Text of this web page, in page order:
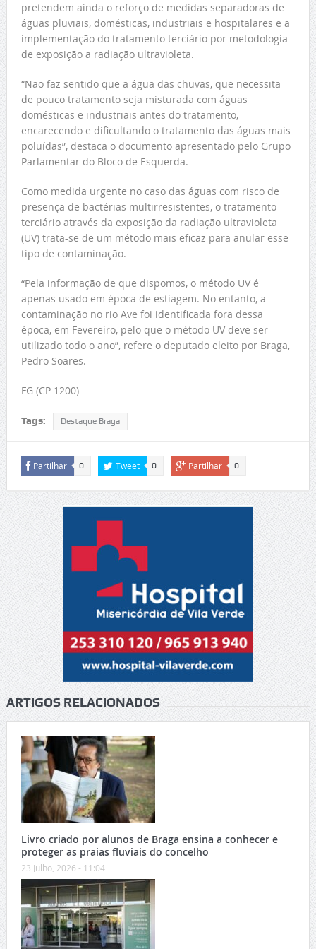
pretendem ainda o reforço de medidas separadoras de
águas pluviais, domésticas, industriais e hospitalares e a
implementação do tratamento terciário por metodologia
de exposição a radiação ultravioleta.
“Não faz sentido que a água das chuvas, que necessita
de pouco tratamento seja misturada com águas
domésticas e industriais antes do tratamento,
encarecendo e dificultando o tratamento das águas mais
poluídas”, destaca o documento apresentado pelo Grupo
Parlamentar do Bloco de Esquerda.
Como medida urgente no caso das águas com risco de
presença de bactérias multirresistentes, o tratamento
terciário através da exposição da radiação ultravioleta
(UV) trata-se de um método mais eficaz para anular esse
tipo de contaminação.
“Pela informação de que dispomos, o método UV é
apenas usado em época de estiagem. No entanto, a
contaminação no rio Ave foi identificada fora dessa
época, em Fevereiro, pelo que o método UV deve ser
utilizado todo o ano”, refere o deputado eleito por Braga,
Pedro Soares.
FG (CP 1200)
Tags: Destaque Braga
Partilhar 0 Tweet 0 Partilhar 0
ARTIGOS RELACIONADOS
Livro criado por alunos de Braga ensina a conhecer e
proteger as praias fluviais do concelho
23 Julho, 2026 - 11:04